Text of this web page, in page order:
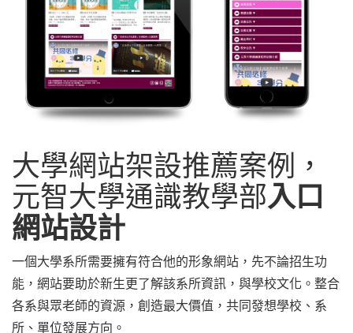
大學網站架設推薦案例，
元智大學通識教學部入口
網站設計
一個大學系所需要擁有符合他的形象網站，先不論招生功
能，網站要助於新生更了解該系所資訊，與學校文化。整合
各系與眾老師的資源，創造最大價值，共同發想學校、系
所、單位發展方向。